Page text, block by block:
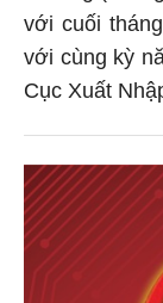
với cuối
với cùng kỳ
Cục Xuất